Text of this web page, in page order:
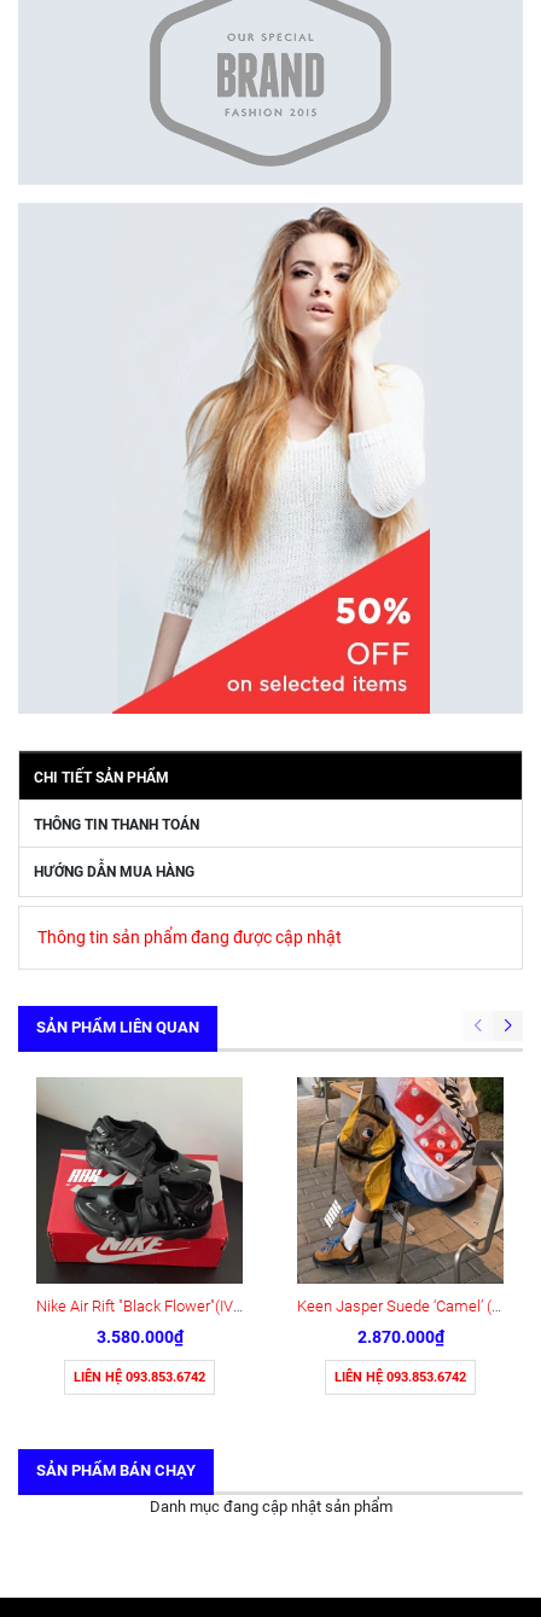
CHI TIẾT SẢN PHẨM
THÔNG TIN THANH TOÁN
HƯỚNG DẪN MUA HÀNG
Thông tin sản phẩm đang được cập nhật
SẢN PHẨM LIÊN QUAN
Nike Air Rift "Black Flower"(IV5682-001)
3.580.000₫
LIÊN HỆ 093.853.6742
Keen Jasper Suede ‘Camel’ (1004337)
2.870.000₫
LIÊN HỆ 093.853.6742
SẢN PHẨM BÁN CHẠY
Danh mục đang cập nhật sản phẩm